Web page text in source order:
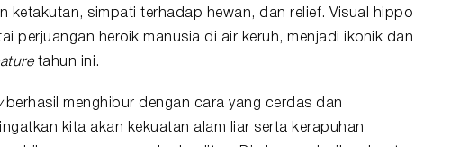
ketakutan, simpati terhadap hewan, dan relief. Visual hippo
perjuangan heroik manusia di air keruh, menjadi ikonik dan
tahun ini.
berhasil menghibur dengan cara yang cerdas dan
kita akan kekuatan alam liar serta kerapuhan